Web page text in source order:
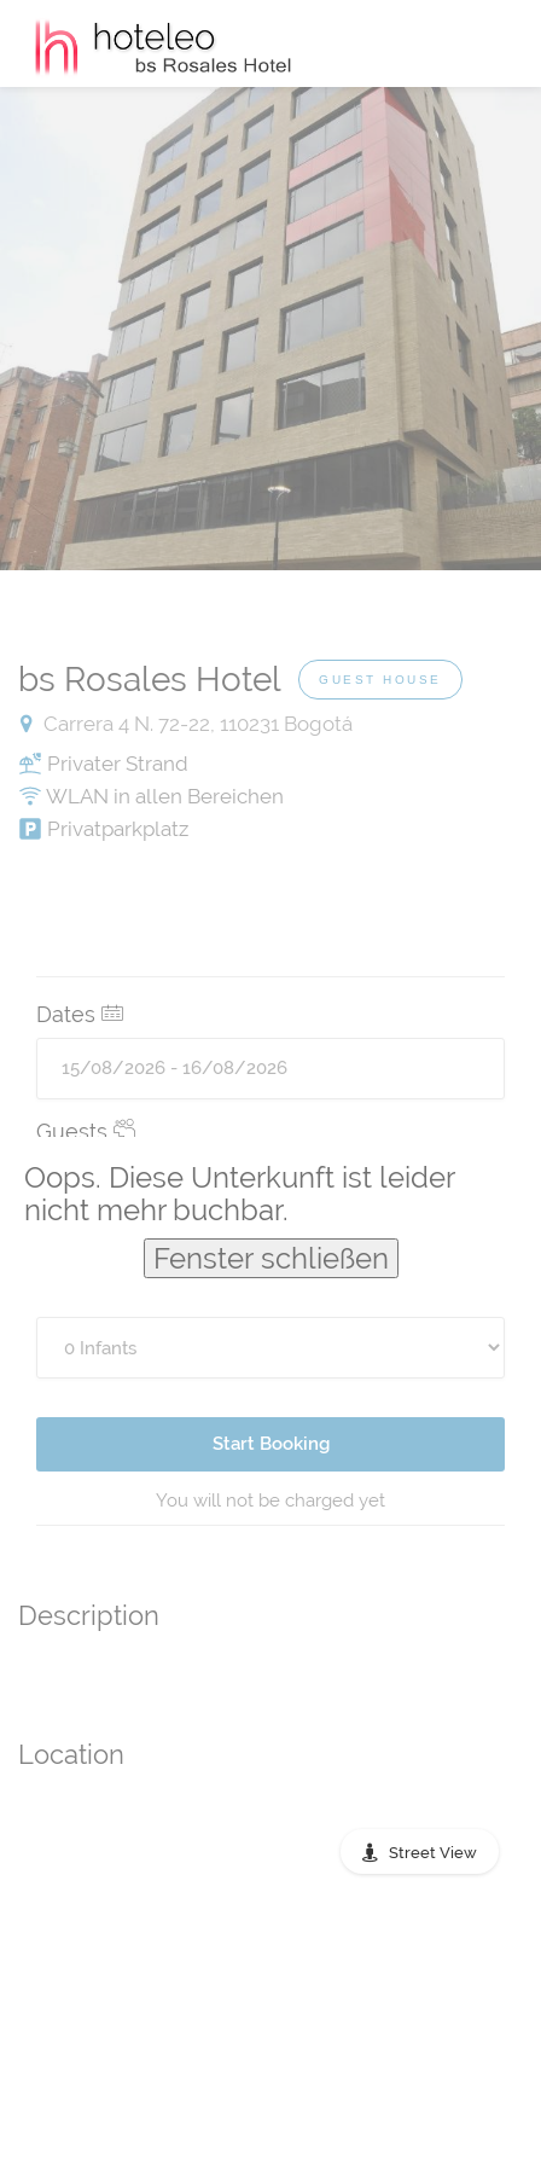
Oops. Diese Unterkunft ist leider
nicht mehr buchbar.
Fenster schließen
bs Rosales Hotel GUEST HOUSE
Carrera 4 N. 72-22, 110231 Bogotá
Privater Strand
WLAN in allen Bereichen
Privatparkplatz
Dates
Guests
Start Booking
You will not be charged yet
Description
Location
Street View